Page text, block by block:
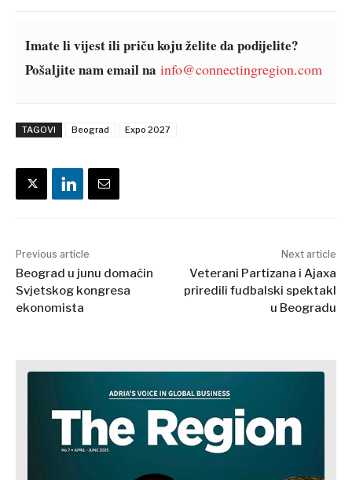
Hrana
Magazin
Magazin
Balkans
Imate li vijest ili priču koju želite da podijelite?
Pošaljite nam email na info@connectingregion.com
TAGOVI Beograd Expo 2027
Previous article
Beograd u junu domaćin
Svjetskog kongresa
ekonomista
Next article
Veterani Partizana i Ajaxa
priredili fudbalski spektakl
u Beogradu